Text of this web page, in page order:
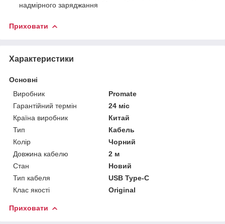
надмірного заряджання
Приховати
Характеристики
Основні
Виробник
Promate
Гарантійний термін
24 міс
Країна виробник
Китай
Тип
Кабель
Колір
Чорний
Довжина кабелю
2 м
Стан
Новий
Тип кабеля
USB Type-C
Клас якості
Original
Приховати